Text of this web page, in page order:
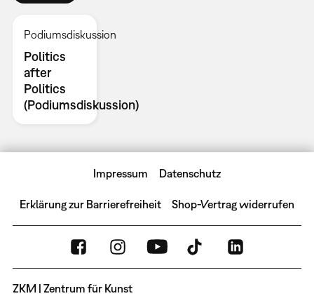
Podiumsdiskussion
Politics
after
Politics
(Podiumsdiskussion)
Impressum Datenschutz
Erklärung zur Barrierefreiheit Shop-Vertrag widerrufen
ZKM | Zentrum für Kunst